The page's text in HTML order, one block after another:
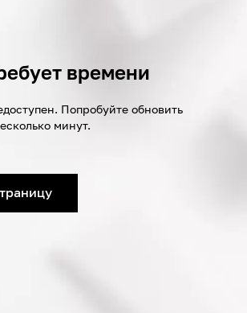
времени
Попробуйте обновить
минут.